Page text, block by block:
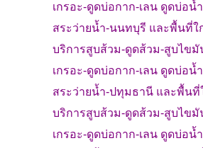
เกรอะ-ดูดบ่อกาก-เลน ดูดบ่อน้
สระว่ายน้ำ-นนทบุรี และพื้นที่ใ
บริการสูบส้วม-ดูดส้วม-สูบไข
เกรอะ-ดูดบ่อกาก-เลน ดูดบ่อน้
สระว่ายน้ำ-ปทุมธานี และพื้นที่
บริการสูบส้วม-ดูดส้วม-สูบไข
เกรอะ-ดูดบ่อกาก-เลน ดูดบ่อน้